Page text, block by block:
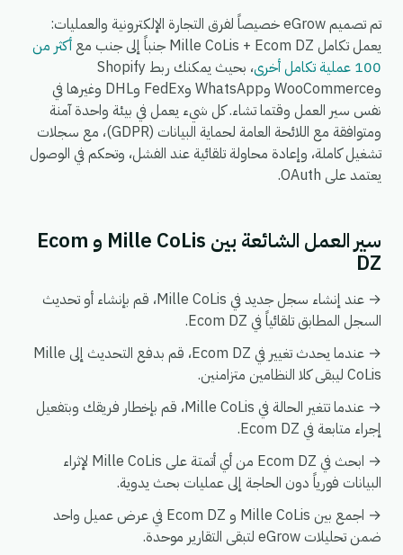
تم تصميم eGrow خصيصاً لفرق التجارة الإلكترونية والعمليات:
يعمل تكامل Mille CoLis + Ecom DZ جنباً إلى جنب مع
أكثر من
100 عملية تكامل أخرى
، بحيث يمكنك ربط Shopify
وWooCommerce وWhatsApp وFedEx وDHL وغيرها في
نفس سير العمل وقتما تشاء. كل شيء يعمل في بيئة واحدة آمنة
ومتوافقة مع اللائحة العامة لحماية البيانات (GDPR)، مع سجلات
تشغيل كاملة، وإعادة محاولة تلقائية عند الفشل، وتحكم في الوصول
يعتمد على OAuth.
سير العمل الشائعة بين Mille CoLis و Ecom
DZ
→ عند إنشاء سجل جديد في Mille CoLis، قم بإنشاء أو تحديث
السجل المطابق تلقائياً في Ecom DZ.
→ عندما يحدث تغيير في Ecom DZ، قم بدفع التحديث إلى Mille
CoLis ليبقى كلا النظامين متزامنين.
→ عندما تتغير الحالة في Mille CoLis، قم بإخطار فريقك وبتفعيل
إجراء متابعة في Ecom DZ.
→ ابحث في Ecom DZ من أي أتمتة على Mille CoLis لإثراء
البيانات فورياً دون الحاجة إلى عمليات بحث يدوية.
→ اجمع بين Mille CoLis و Ecom DZ في عرض عميل واحد
ضمن تحليلات eGrow لتبقى التقارير موحدة.